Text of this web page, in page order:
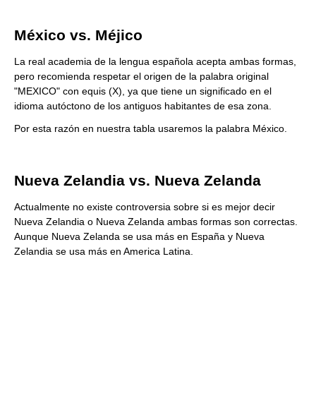
México vs. Méjico
La real academia de la lengua española acepta ambas formas,
pero recomienda respetar el origen de la palabra original
"MEXICO" con equis (X), ya que tiene un significado en el
idioma autóctono de los antiguos habitantes de esa zona.
Por esta razón en nuestra tabla usaremos la palabra México.
Nueva Zelandia vs. Nueva Zelanda
Actualmente no existe controversia sobre si es mejor decir
Nueva Zelandia o Nueva Zelanda ambas formas son correctas.
Aunque Nueva Zelanda se usa más en España y Nueva
Zelandia se usa más en America Latina.